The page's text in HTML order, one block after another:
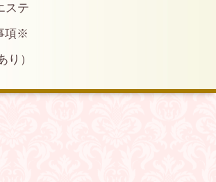
ステ
項※
）